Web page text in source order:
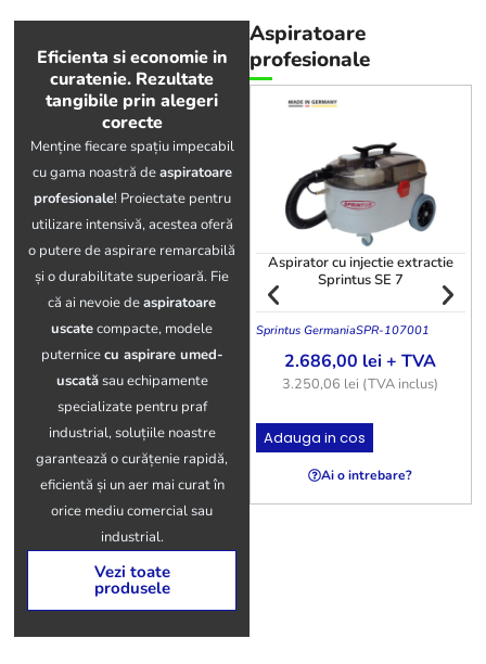
Eficienta si economie in
curatenie. Rezultate
tangibile prin alegeri
corecte
Menține fiecare spațiu impecabil
cu gama noastră deaspiratoare
profesionale! Proiectate pentru
utilizare intensivă, acestea oferă
o putere de aspirare remarcabilă
și o durabilitate superioară. Fie
că ai nevoie deaspiratoare
uscatecompacte, modele
puternicecu aspirare umed-
uscatăsau echipamente
specializate pentru praf
industrial, soluțiile noastre
garantează o curățenie rapidă,
eficientă și un aer mai curat în
orice mediu comercial sau
industrial.
Vezi toate
produsele
Aspiratoare
profesionale
Aspirator cu injectie extractie
Sprintus SE 7
Sprintus GermaniaSPR-107001
2.686,00 lei+ TVA
3.250,06 lei (TVA inclus)
Adauga in cos
Ai o intrebare?